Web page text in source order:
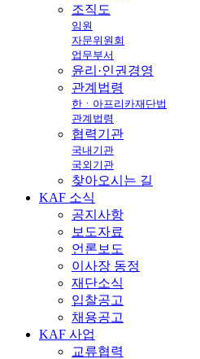
조직도
임원
자문위원회
업무부서
윤리·인권경영
관계법령
한ㆍ아프리카재단법
관계법령
협력기관
국내기관
국외기관
찾아오시는 길
KAF 소식
공지사항
보도자료
언론보도
이사장 동정
재단소식
입찰공고
채용공고
KAF 사업
교류협력